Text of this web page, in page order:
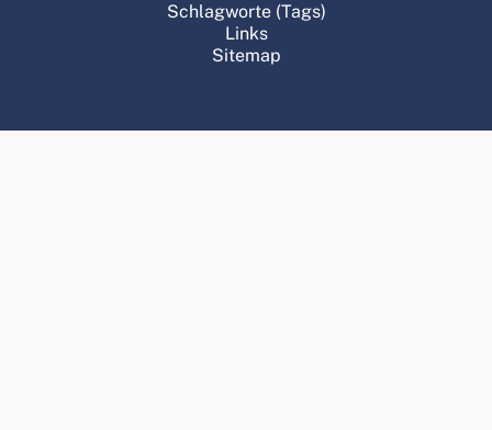
Schlagworte (Tags)
Links
Sitemap